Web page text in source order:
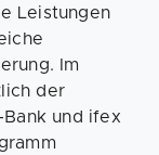
Leistungen
Im
der
und ifex